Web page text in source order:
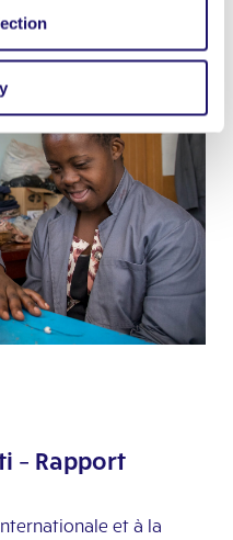
– Rapport
et à la